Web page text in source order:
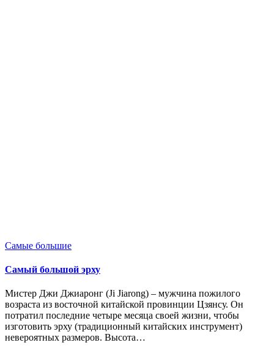
Опубликовано
Самые большие
Самый большой эрху
Мистер Джи Джиаронг (Ji Jiarong) – мужчина пожилого
возраста из восточной китайской провинции Цзянсу. Он
потратил последние четыре месяца своей жизни, чтобы
изготовить эрху (традиционный китайских инструмент)
невероятных размеров. Высота…